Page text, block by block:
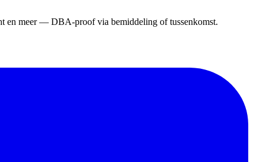
en meer — DBA-proof via bemiddeling of tussenkomst.